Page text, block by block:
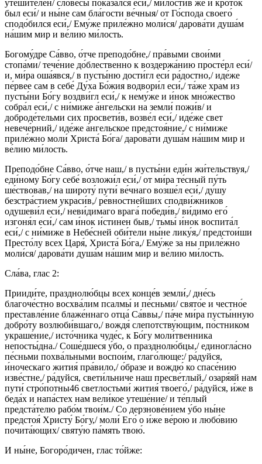
уте́шителен/ словесы́ показа́лся еси́,/ ми́лостив же и кро́ток
был еси́/ и ны́не сам бла́гости ве́чныя/ от Го́спода своего́
сподо́бился еси́,/ Ему́же приле́жно моли́ся/ дарова́ти душа́м
на́шим мир и ве́лию ми́лость.
Богому́дре Са́вво, о́тче преподо́бне,/ пра́выми свои́ми
стопа́ми/ тече́ние до́блественно к воздержа́нию просте́рл еси́/
и, ми́ра оша́явся,/ в пусты́ню дости́гл еси́ ра́достно,/ иде́же
пе́рвее сам в себе́ Ду́ха Бо́жия водвори́л еси́,/ та́же храм из
пусты́ни Бо́гу воздви́гл еси́,/ к нему́же и и́нок мно́жество
собра́л еси́,/ с ни́миже а́нгельски на земли́ пожи́в/ и
доброде́тельми сих просвети́в, возве́л еси́,/ иде́же свет
невече́рний,/ иде́же а́нгельское предстоя́ние,/ с ни́миже
приле́жно моли́ Христа́ Бо́га/ дарова́ти душа́м на́шим мир и
ве́лию ми́лость.
Преподо́бне Са́вво, о́тче наш,/ в пусты́ни еди́н жи́тельствуя,/
еди́ному Бо́гу себе́ возложи́л еси́,/ от ми́ра те́сный пу́ть
ше́ствовав,/ на широту́ пути́ ве́чнаго возше́л еси́,/ ду́шу
безстра́стием украси́в,/ ре́вностнейших сподви́жников
одушеви́л еси́,/ неви́димаго врага́ победи́в,/ ви́димо его́
изгоня́л еси́,/ сам и́нок и́стинен быв,/ тьмы́ и́нок воспита́л
еси́,/ с ни́миже в Небе́сней оби́тели ны́не лику́я,/ предстои́ши
Престо́лу всех Царя́, Христа́ Бо́га,/ Ему́же за ны приле́жно
моли́ся/ дарова́ти душа́м на́шим мир и ве́лию ми́лость.
Сла́ва, глас 2:
Прииди́те, празднолю́бцы всех конце́в земли́,/ дне́сь
благоче́стно восхва́лим псалмы́ и пе́сньми/ свято́е и честно́е
преставле́ние блаже́ннаго отца́ Са́ввы,/ па́че ми́ра пусты́нную
добро́ту возлюби́вшаго,/ вождя́ слепотству́ющим, по́стником
украше́ние,/ исто́чника чуде́с, к Бо́гу моли́твенника
непосты́дна./ Соше́дшеся у́бо, о празднолю́бцы,/ единогла́сно
пе́сньми похва́льными воспои́м, глаго́люще:/ ра́дуйся,
и́ноческаго жития́ пра́вило,/ о́бразе и вождю́ ко спасе́нию
изве́стне,/ ра́дуйся, свети́льниче наш пресве́тлый,/ озаря́яй нам
пути́ стро́потны46 светлостьми́ жития́ твоего́,/ ра́дуйся, и́же в
беда́х и напа́стех нам вели́кое утеше́ние/ и те́плый
предста́телю рабо́м твои́м./ Со дерзнове́нием у́бо ны́не
предстоя́ Христу́ Бо́гу,/ моли́ Его́ о и́же ве́рою и любо́вию
почита́ющих/ святу́ю па́мять твою́.
И ны́не, Богоро́дичен, глас то́йже: